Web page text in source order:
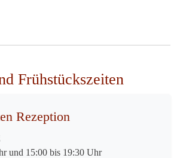
Frühstückszeiten
Rezeption
und 15:00 bis 19:30 Uhr